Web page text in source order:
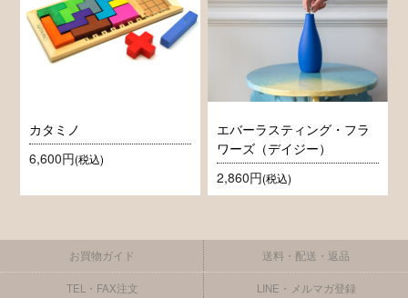
カタミノ
6,600円(税込)
エバーラスティング・フラ
ワーズ（デイジー）
2,860円(税込)
お買物ガイド 送料・配送・返品
TEL・FAX注文 LINE・メルマガ登録